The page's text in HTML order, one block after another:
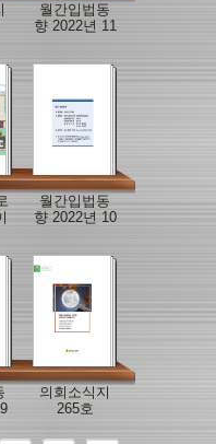
월간입법동
향 2022년 11
월간입법동
향 2022년 10
의회소식지
265호